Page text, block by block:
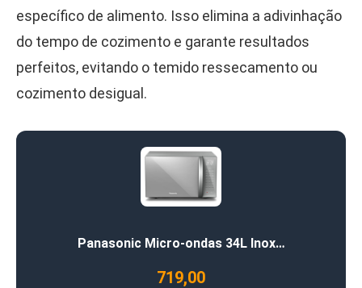
específico de alimento. Isso elimina a adivinhação
do tempo de cozimento e garante resultados
perfeitos, evitando o temido ressecamento ou
cozimento desigual.
Panasonic Micro-ondas 34L Inox…
719,00